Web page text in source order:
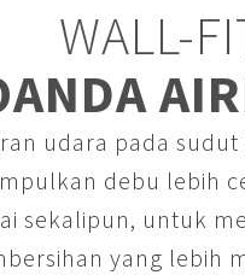
WALL-
udara pada sudut
debu lebih
sekalipun, untuk
yang lebih